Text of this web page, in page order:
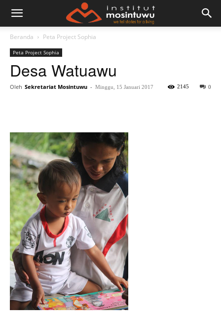
Beranda Peta Project Sophia
Peta Project Sophia
Desa Watuawu
Oleh Sekretariat Mosintuwu - Minggu, 15 Januari 2017 0
2145